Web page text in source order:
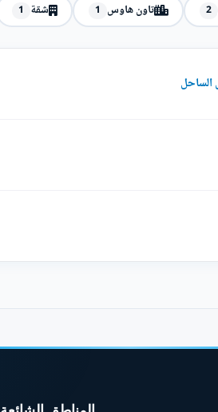
2 تاون هاوس 1 شقة 1